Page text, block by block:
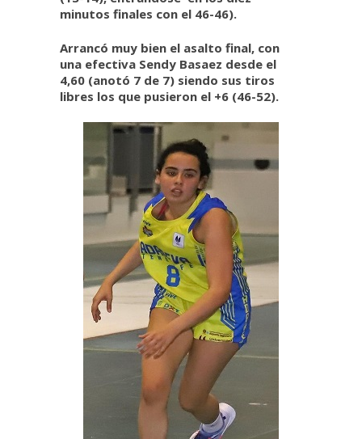
minutos finales con el 46-46).
Arrancó muy bien el asalto final, con
una efectiva Sendy Basaez desde el
4,60 (anotó 7 de 7) siendo sus tiros
libres los que pusieron el +6 (46-52).